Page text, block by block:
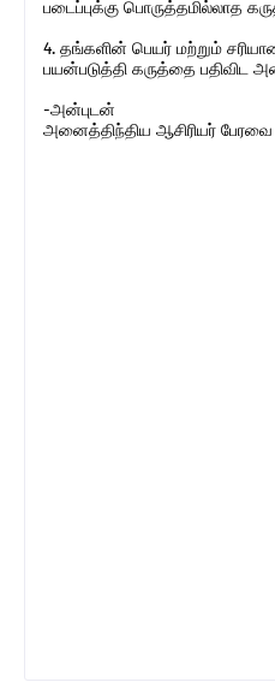
படைப்புக்கு பொருத்தமில்லாத
4. தங்களின் பெயர் மற்றும்
பயன்படுத்தி கருத்தை பதிவிட
-அன்புடன்
அனைத்திந்திய ஆசிரியர் பேரவை